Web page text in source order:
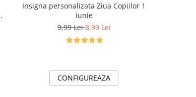
Insigna personalizata Ziua Copiilor 1
iunie
9,99 Lei8,99 Lei
CONFIGUREAZA